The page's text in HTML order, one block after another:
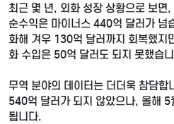
최근 몇 년, 외화 성장 상황으로 보
순수익은 마이너스 440억 달러가
화해 겨우 130억 달러까지 회복했지
화 수입은 50억 달러도 되지 못했습
무역 분야의 데이터는 더더욱 참담
540억 달러가 되지 않았으나, 올해
됩니다.